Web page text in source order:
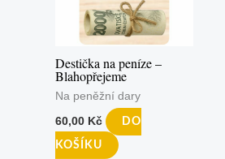
Destička na peníze –
Blahopřejeme
Na peněžní dary
60,00 Kč DO
KOŠÍKU